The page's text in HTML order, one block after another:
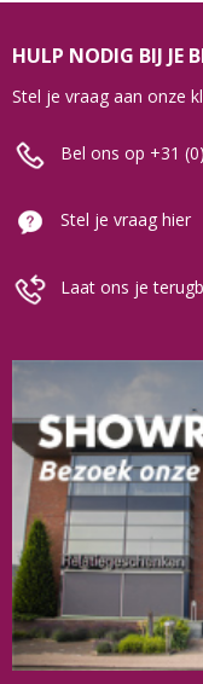
HULP NODIG BIJ JE
Stel je vraag aan onze
Bel ons op +31
Stel je vraag hier
Laat ons je